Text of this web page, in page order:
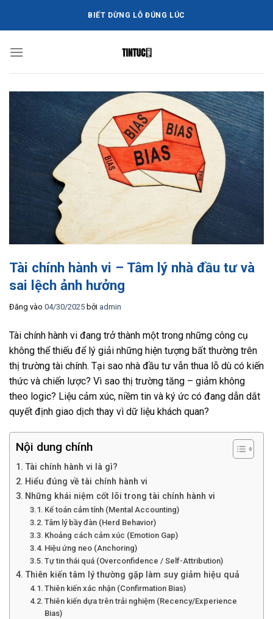
dung
BIẾT DỪNG LỖ ĐÚNG LÚC
Tài chính hành vi – Tâm lý nhà đầu tư và
sai lệch ảnh hưởng
Đăng vào 04/30/2025 bởi admin
Tài chính hành vi đang trở thành một trong những công cụ
không thể thiếu để lý giải những hiện tượng bất thường trên
thị trường tài chính. Tại sao nhà đầu tư vẫn thua lỗ dù có kiến
thức và chiến lược? Vì sao thị trường tăng – giảm không
theo logic? Liệu cảm xúc, niềm tin và ký ức có đang dẫn dắt
quyết định giao dịch thay vì dữ liệu khách quan?
Nội dung chính
Tài chính hành vi là gì?
Hiểu đúng về tài chính hành vi
Những khái niệm cốt lõi trong tài chính hành vi
Kế toán cảm tính (Mental Accounting)
Tâm lý bầy đàn (Herd Behavior)
Khoảng cách cảm xúc (Emotion Gap)
Hiệu ứng neo (Anchoring)
Tự tin thái quá (Overconfidence / Self-Attribution)
Thiên kiến tâm lý thường gặp làm suy giảm hiệu quả
Thiên kiến xác nhận (Confirmation Bias)
Thiên kiến dựa trên trải nghiệm (Recency/Experience
Bias)